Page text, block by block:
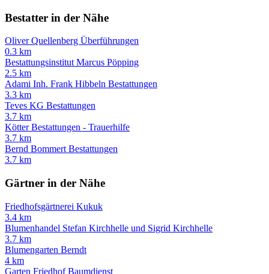
Bestatter in der Nähe
Oliver Quellenberg Überführungen
0.3 km
Bestattungsinstitut Marcus Pöpping
2.5 km
Adami Inh. Frank Hibbeln Bestattungen
3.3 km
Teves KG Bestattungen
3.7 km
Kötter Bestattungen - Trauerhilfe
3.7 km
Bernd Bommert Bestattungen
3.7 km
Gärtner in der Nähe
Friedhofsgärtnerei Kukuk
3.4 km
Blumenhandel Stefan Kirchhelle und Sigrid Kirchhelle
3.7 km
Blumengarten Berndt
4 km
Garten Friedhof Baumdienst